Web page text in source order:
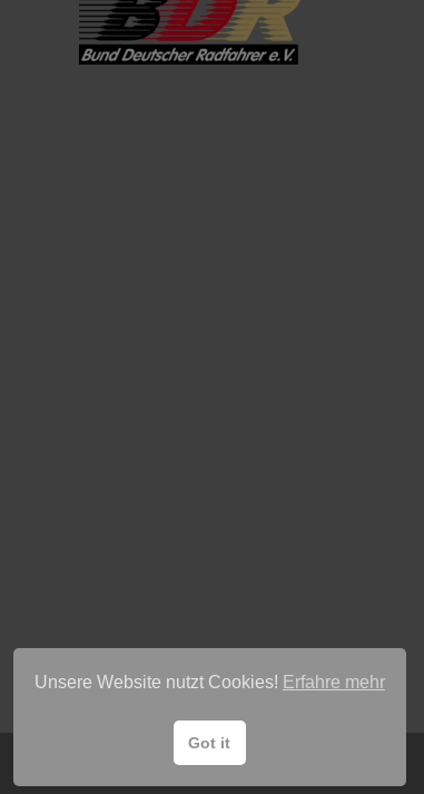
Unsere Website nutzt Cookies! Erfahre mehr
Got it